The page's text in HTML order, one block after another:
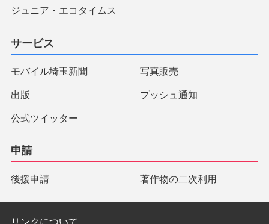
ジュニア・エコタイムス
サービス
モバイル埼玉新聞 写真販売
出版 プッシュ通知
公式ツイッター
申請
後援申請 著作物の二次利用
リンクについて